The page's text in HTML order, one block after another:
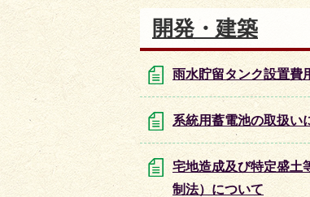
開発・建築
雨水貯留タンク設置費
系統用蓄電池の取扱い
宅地造成及び特定盛土
制法）について
ラ